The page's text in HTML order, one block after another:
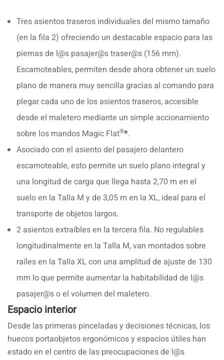
Tres asientos traseros individuales del mismo tamaño
(en la fila 2) ofreciendo un destacable espacio para las
piernas de l@s pasajer@s traser@s (156 mm).
Escamoteables, permiten desde ahora obtener un suelo
plano de manera muy sencilla gracias al comando para
plegar cada uno de los asientos traseros, accesible
desde el maletero mediante un simple accionamiento
sobre los mandos Magic Flat®*.
Asociado con el asiento del pasajero delantero
escamoteable, esto permite un suelo plano integral y
una longitud de carga que llega hasta 2,70 m en el
suelo en la Talla M y de 3,05 m en la XL, ideal para el
transporte de objetos largos.
2 asientos extraíbles en la tercera fila. No regulables
longitudinalmente en la Talla M, van montados sobre
raíles en la Talla XL con una amplitud de ajuste de 130
mm lo que permite aumentar la habitabilidad de l@s
pasajer@s o el volumen del maletero.
Espacio interior
Desde las primeras pinceladas y decisiones técnicas, los
huecos portaobjetos ergonómicos y espacios útiles han
estado en el centro de las preocupaciones de l@s